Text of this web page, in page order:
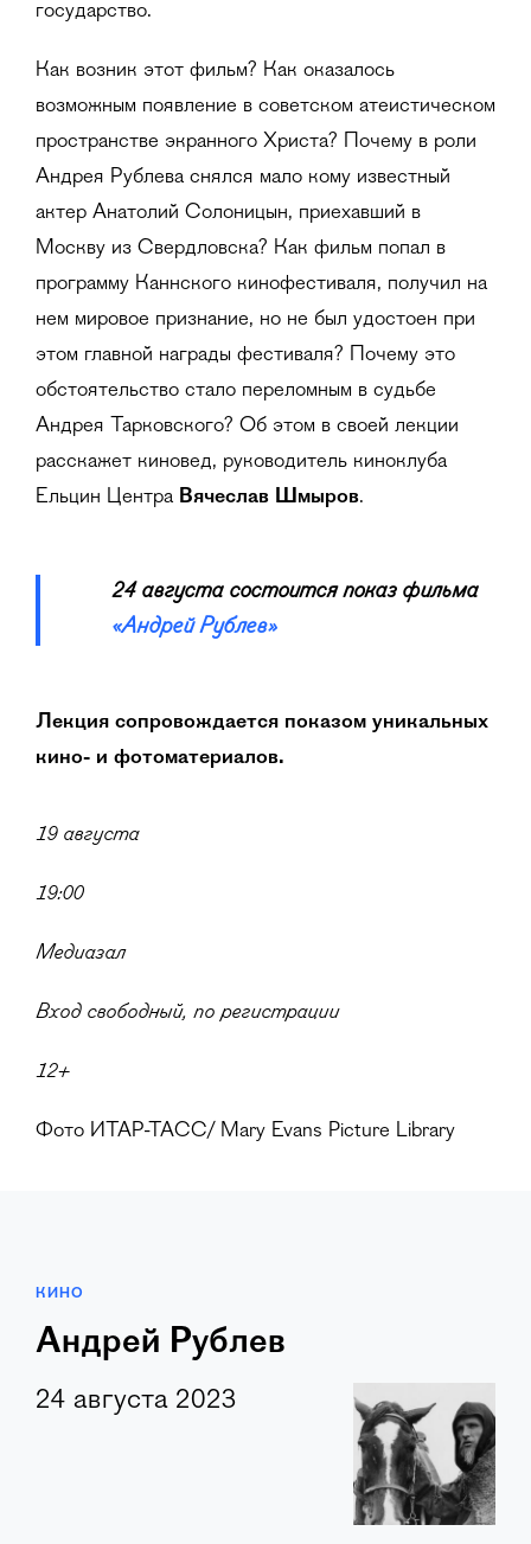
государство.
Как возник этот фильм? Как оказалось
возможным появление в советском атеистическом
пространстве экранного Христа? Почему в роли
Андрея Рублева снялся мало кому известный
актер Анатолий Солоницын, приехавший в
Москву из Свердловска? Как фильм попал в
программу Каннского кинофестиваля, получил на
нем мировое признание, но не был удостоен при
этом главной награды фестиваля? Почему это
обстоятельство стало переломным в судьбе
Андрея Тарковского? Об этом в своей лекции
расскажет киновед, руководитель киноклуба
Ельцин Центра Вячеслав Шмыров.
24 августа состоится показ фильма
«Андрей Рублев»
Лекция сопровождается показом уникальных
кино- и фотоматериалов.
19 августа
19:00
Медиазал
Вход свободный, по регистрации
12+
Фото ИТАР-ТАСС/ Mary Evans Picture Library
КИНО
Андрей Рублев
24 августа 2023